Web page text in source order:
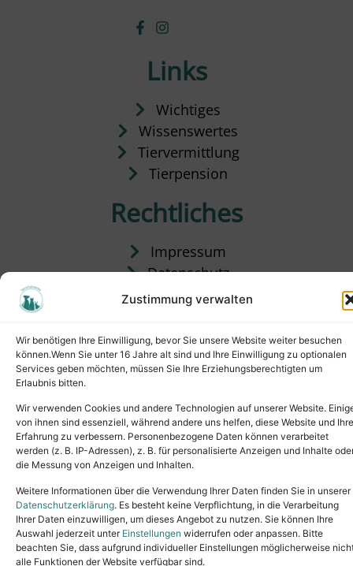
Zustimmung verwalten
Wir benötigen Ihre Einwilligung, bevor Sie unsere Website weiter besuchen
können.Wenn Sie unter 16 Jahre alt sind und Ihre Einwilligung zu optionalen
Services geben möchten, müssen Sie Ihre Erziehungsberechtigten um
Erlaubnis bitten.
Wir verwenden Cookies und andere Technologien auf unserer Website.
von ihnen sind essenziell, während andere uns helfen, diese Website und Ihre
Erfahrung zu verbessern. Personenbezogene Daten können verarbeitet
werden (z. B. IP-Adressen), z. B. für personalisierte Anzeigen und Inhalte
die Messung von Anzeigen und Inhalten.
Weitere Informationen über die Verwendung Ihrer Daten finden Sie in unserer
Datenschutzerklärung. Es besteht keine Verpflichtung, in die Verarbeitung
Ihrer Daten einzuwilligen, um dieses Angebot zu nutzen. Sie können Ihre
Auswahl jederzeit unter Einstellungen widerrufen oder anpassen. Bitte
beachten Sie, dass aufgrund individueller Einstellungen möglicherweise
alle Funktionen der Website verfügbar sind.
Links
Wichtiges
Wissenswertes
Tiervermittlung
Tierpension
Rechtliches
Impressum
Datenschutz
Satzung
Copyright © 2024. All rights reserved.
Tel.: (02631) 55356buero@tierheim-neuwied.de
Ludwigshof 1, 56567 Neuwied